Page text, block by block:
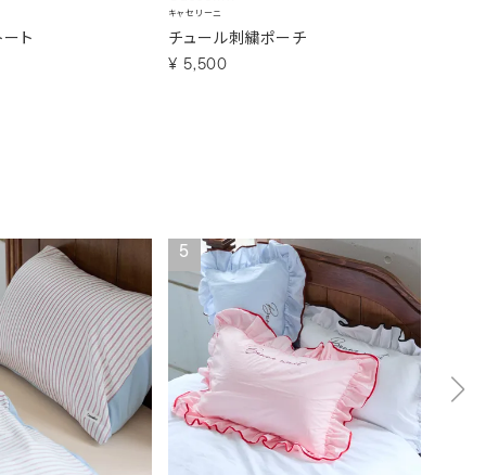
ト
キャセリーニ
チュール刺繍ポーチ
¥ 5,500
5